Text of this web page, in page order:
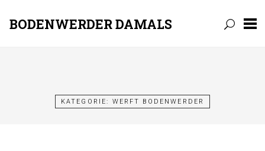
BODENWERDER DAMALS
KATEGORIE: WERFT BODENWERDER